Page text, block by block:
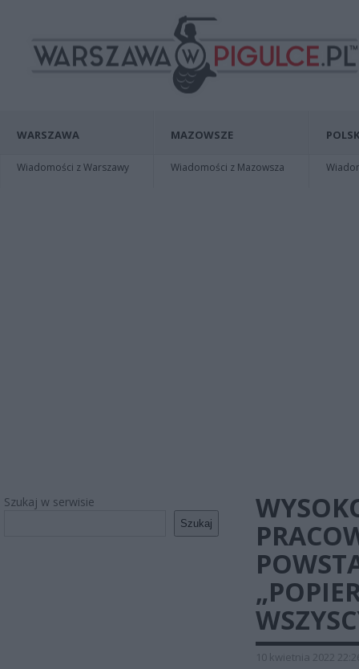
WARSZAWA
Wiadomości z Warszawy
MAZOWSZE
Wiadomości z Mazowsza
Szukaj w serwisie
Szukaj
10 kwietnia 2022